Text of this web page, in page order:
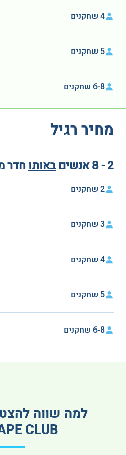
4 שחקנים
5 שחקנים
6-8 שחקנים
מחיר רגיל
2 - 8 אנשים באותו חדר
2 שחקנים
3 שחקנים
4 שחקנים
5 שחקנים
6-8 שחקנים
למה שווה
CLUB?